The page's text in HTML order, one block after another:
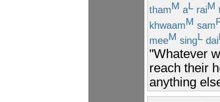
thamM aL raiM
khwaamM sam
meeM singL dai
"Whatever
reach their
anything